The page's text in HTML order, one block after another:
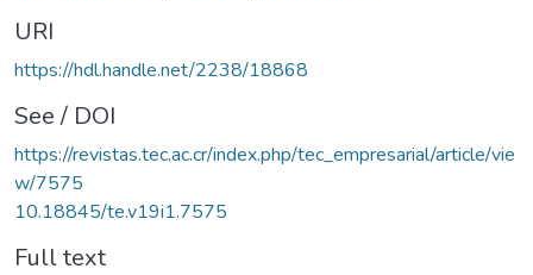
URI
https://hdl.handle.net/2238/18868
See / DOI
https://revistas.tec.ac.cr/index.php/tec_empresarial/article/vie
w/7575
10.18845/te.v19i1.7575
Full text